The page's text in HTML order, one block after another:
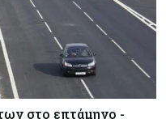
στο επτάμηνο -